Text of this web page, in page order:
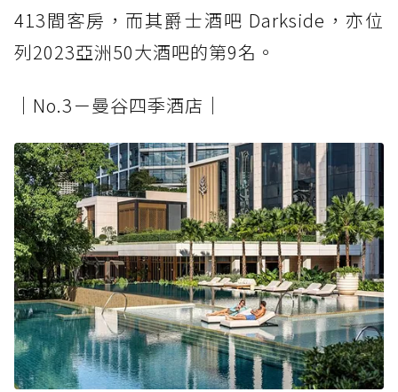
413間客房，而其爵士酒吧 Darkside，亦位
列2023亞洲50大酒吧的第9名。
│No.3－曼谷四季酒店│